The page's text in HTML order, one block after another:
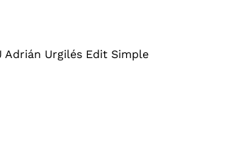
Adrián Urgilés Edit Simple